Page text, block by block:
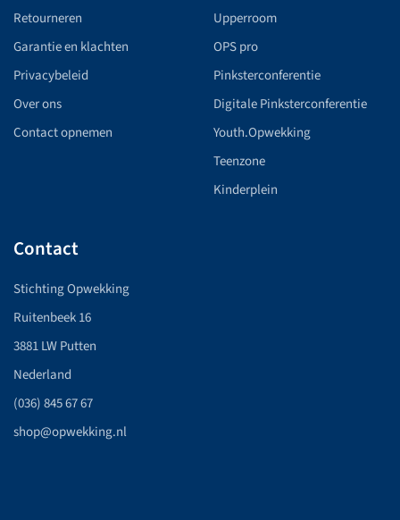
Retourneren
Garantie en klachten
Privacybeleid
Over ons
Contact opnemen
Upperroom
OPS pro
Pinksterconferentie
Digitale Pinksterconferentie
Youth.Opwekking
Teenzone
Kinderplein
Contact
Stichting Opwekking
Ruitenbeek 16
3881 LW Putten
Nederland
(036) 845 67 67
shop@opwekking.nl